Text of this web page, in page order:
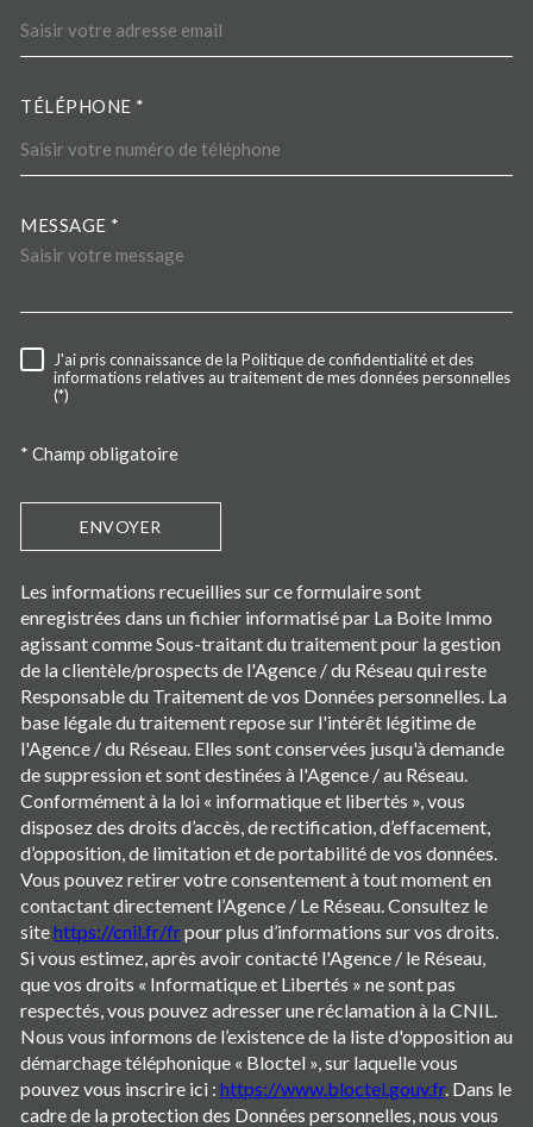
TÉLÉPHONE *
MESSAGE *
RÈGLEMENTATION
J'ai pris connaissance de la Politique de confidentialité et des
informations relatives au traitement de mes données personnelles
(*)
* Champ obligatoire
ENVOYER
Les informations recueillies sur ce formulaire sont
enregistrées dans un fichier informatisé par La Boite Immo
agissant comme Sous-traitant du traitement pour la gestion
de la clientèle/prospects de l'Agence / du Réseau qui reste
Responsable du Traitement de vos Données personnelles. La
base légale du traitement repose sur l'intérêt légitime de
l'Agence / du Réseau. Elles sont conservées jusqu'à demande
de suppression et sont destinées à l'Agence / au Réseau.
Conformément à la loi « informatique et libertés », vous
disposez des droits d’accès, de rectification, d’effacement,
d’opposition, de limitation et de portabilité de vos données.
Vous pouvez retirer votre consentement à tout moment en
contactant directement l’Agence / Le Réseau. Consultez le
sitehttps://cnil.fr/frpour plus d’informations sur vos droits.
Si vous estimez, après avoir contacté l'Agence / le Réseau,
que vos droits « Informatique et Libertés » ne sont pas
respectés, vous pouvez adresser une réclamation à la CNIL.
Nous vous informons de l’existence de la liste d'opposition au
démarchage téléphonique « Bloctel », sur laquelle vous
pouvez vous inscrire ici : https://www.bloctel.gouv.fr. Dans le
cadre de la protection des Données personnelles, nous vous